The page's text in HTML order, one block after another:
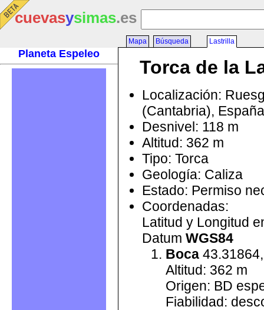
cuevasysimas.es
Planeta Espeleo
Mapa Búsqueda Lastrilla
Torca de la
Localización:
(Cantabria), España
Desnivel: 118 m
Altitud: 362 m
Tipo: Torca
Geología: Caliza
Estado: Permiso
Coordenadas:
Latitud y Longitud
Datum WGS84
Boca
Altitud: 362 m
Origen: BD
Fiabilidad: